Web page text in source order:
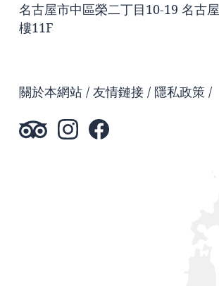
名古屋市中區榮二丁目10-19 名古
樓11F
關於本網站 友情鏈接 隱私政策